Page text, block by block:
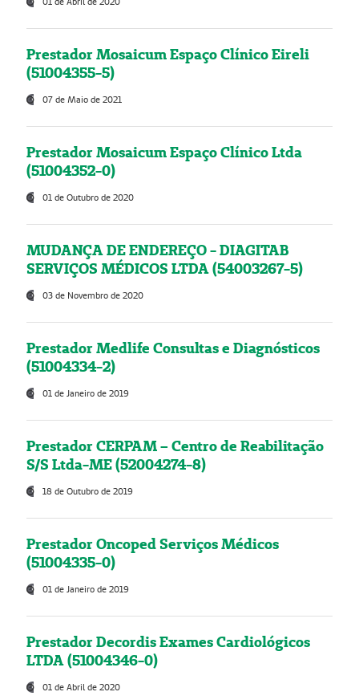
Prestador Mosaicum Espaço Clínico Eireli
(51004355-5)
07 de Maio de 2021
Prestador Mosaicum Espaço Clínico Ltda
(51004352-0)
01 de Outubro de 2020
MUDANÇA DE ENDEREÇO - DIAGITAB
SERVIÇOS MÉDICOS LTDA (54003267-5)
03 de Novembro de 2020
Prestador Medlife Consultas e Diagnósticos
(51004334-2)
01 de Janeiro de 2019
Prestador CERPAM – Centro de Reabilitação
S/S Ltda-ME (52004274-8)
18 de Outubro de 2019
Prestador Oncoped Serviços Médicos
(51004335-0)
01 de Janeiro de 2019
Prestador Decordis Exames Cardiológicos
LTDA (51004346-0)
01 de Abril de 2020